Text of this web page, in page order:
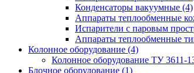
Конденсаторы вакуумные (4)
Аппараты теплообменные
Испарители с паровым
Аппараты теплообменные
Колонное оборудование (4)
Колонное оборудование ТУ 3611-
Блочное оборудование (1)